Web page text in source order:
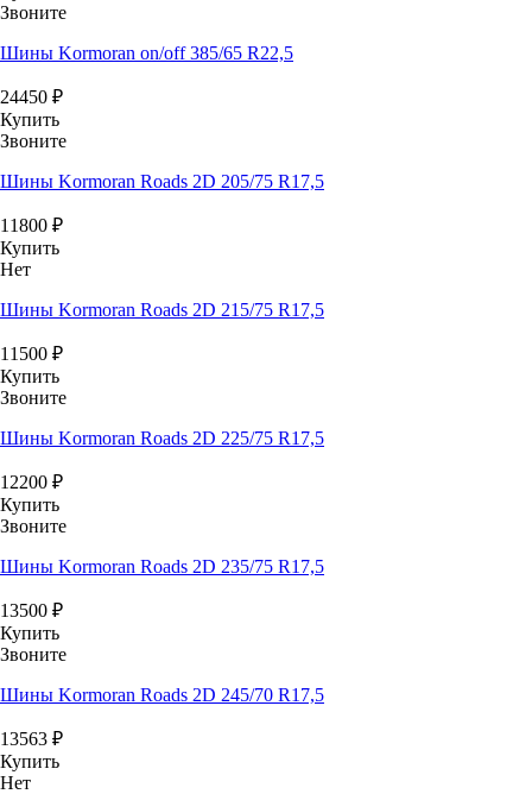
Звоните
Шины Kormoran on/off 385/65 R22,5
24450 ₽
Купить
Звоните
Шины Kormoran Roads 2D 205/75 R17,5
11800 ₽
Купить
Нет
Шины Kormoran Roads 2D 215/75 R17,5
11500 ₽
Купить
Звоните
Шины Kormoran Roads 2D 225/75 R17,5
12200 ₽
Купить
Звоните
Шины Kormoran Roads 2D 235/75 R17,5
13500 ₽
Купить
Звоните
Шины Kormoran Roads 2D 245/70 R17,5
13563 ₽
Купить
Нет